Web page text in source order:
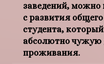
заведений, можно
с развития
студента,
абсолютно чужую
проживания.